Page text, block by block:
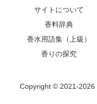
サイトについて
香料辞典
香水用語集（上級）
香りの探究
Copyright © 2021-2026